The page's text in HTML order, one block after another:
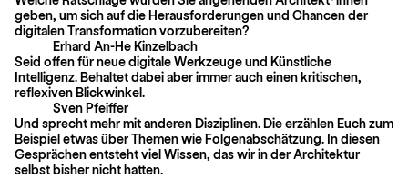
geben, um sich auf die Herausforderungen und Chancen der
digitalen Transformation vorzubereiten?
Erhard An-He Kinzelbach
Seid offen für neue digitale Werkzeuge und Künstliche
Intelligenz. Behaltet dabei aber immer auch einen kritischen,
reflexiven Blickwinkel.
Sven Pfeiffer
Und sprecht mehr mit anderen Disziplinen. Die erzählen Euch zum
Beispiel etwas über Themen wie Folgenabschätzung. In diesen
Gesprächen entsteht viel Wissen, das wir in der Architektur
selbst bisher nicht hatten.